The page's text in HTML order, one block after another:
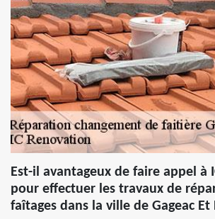
Est-il avantageux de faire appel à
pour effectuer les travaux de
faîtages dans la ville de Gageac Et